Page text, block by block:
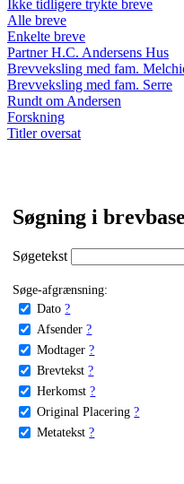
Ikke tidligere trykte breve
Alle breve
Enkelte breve
Partner H.C. Andersens Hus
Brevveksling med fam.
Brevveksling med fam. Serre
Rundt om Andersen
Forskning
Titler oversat
Søgning i
Søgetekst
Søge-afgrænsning:
Dato ?
Afsender ?
Modtager ?
Brevtekst ?
Herkomst ?
Original Placering ?
Metatekst ?